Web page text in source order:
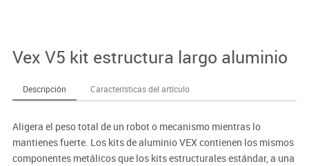
Vex V5 kit estructura largo aluminio
Descripción Características del artículo
Aligera el peso total de un robot o mecanismo mientras lo
mantienes fuerte. Los kits de aluminio VEX contienen los mismos
componentes metálicos que los kits estructurales estándar, a una